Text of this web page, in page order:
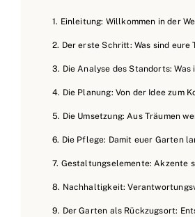
3. Die Analyse des Standorts: Was
4. Die Planung: Von der Idee zum
5. Die Umsetzung: Aus Träumen